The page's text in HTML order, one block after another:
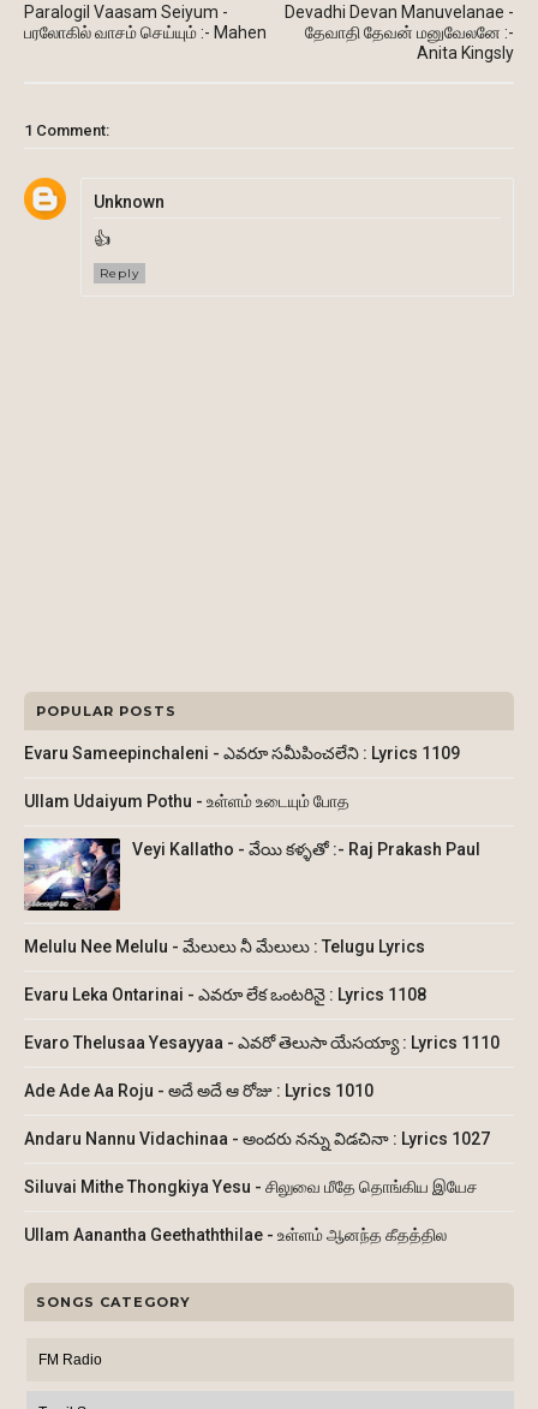
Devadhi Devan Manuvelanae -
தேவாதி தேவன் மனுவேலனே :-
Anita Kingsly
Paralogil Vaasam Seiyum -
பரலோகில் வாசம் செய்யும் :- Mahen
1 Comment:
Unknown
👍
Reply
POPULAR POSTS
Evaru Sameepinchaleni - ఎవరూ సమీపించలేని : Lyrics 1109
Ullam Udaiyum Pothu - உள்ளம் உடையும் போத
Veyi Kallatho - వేయి కళ్ళతో :- Raj Prakash Paul
Melulu Nee Melulu - మేలులు నీ మేలులు : Telugu Lyrics
Evaru Leka Ontarinai - ఎవరూ లేక ఒంటరినై : Lyrics 1108
Evaro Thelusaa Yesayyaa - ఎవరో తెలుసా యేసయ్యా : Lyrics 1110
Ade Ade Aa Roju - అదే అదే ఆ రోజు : Lyrics 1010
Andaru Nannu Vidachinaa - అందరు నన్ను విడచినా : Lyrics 1027
Siluvai Mithe Thongkiya Yesu - சிலுவை மீதே தொங்கிய இயேச
Ullam Aanantha Geethaththilae - உள்ளம் ஆனந்த கீதத்தில
SONGS CATEGORY
FM Radio